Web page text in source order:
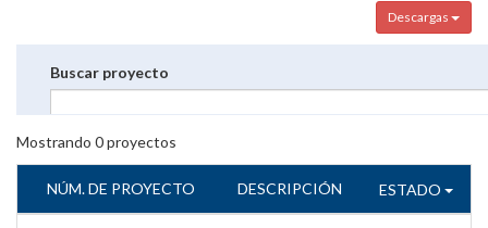
Descargas
Buscar proyecto
Mostrando 0proyectos
NÚM. DE PROYECTO DESCRIPCIÓN ESTADO